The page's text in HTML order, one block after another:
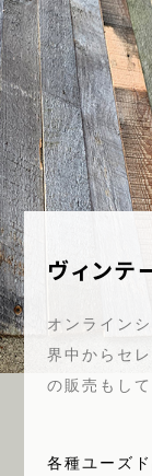
ヴィンテ
オンライン
界中からセ
の販売もして
各種ユーズド